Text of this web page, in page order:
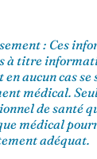
: Ces
à titre
en aucun cas
médical.
de santé
médical
adéquat.